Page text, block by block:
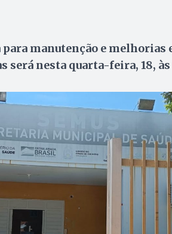
manutenção e melhorias
será nesta quarta-feira, 18,